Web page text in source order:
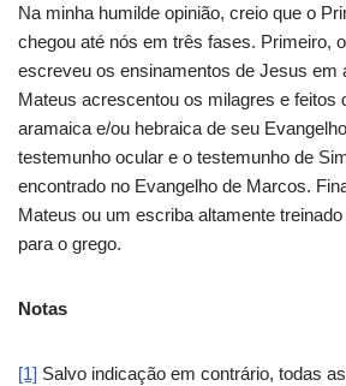
Na minha humilde opinião, creio que o
chegou até nós em três fases. Primeiro,
escreveu os ensinamentos de Jesus em
Mateus acrescentou os milagres e feitos
aramaica e/ou hebraica de seu
testemunho ocular e o testemunho de
encontrado no Evangelho de Marcos.
Mateus ou um escriba altamente
para o grego.
Notas
[1] Salvo indicação em contrário, todas